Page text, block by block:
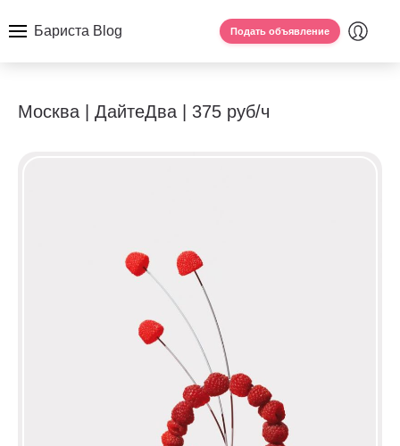
Бариста Blog Подать объявление
Москва | ДайтеДва | 375 руб/ч